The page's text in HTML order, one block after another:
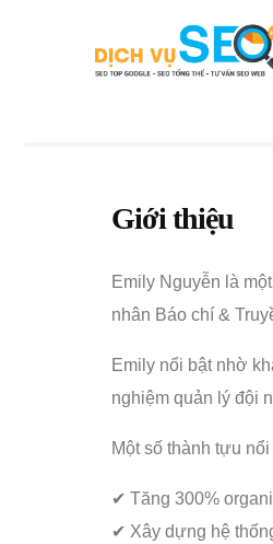
Giới thiệu
Emily Nguyễn là
nhân Báo chí &
Emily nổi bật nhờ
nghiệm quản lý đội
Một số thành tựu nổi
✔ Tăng 300%
✔ Xây dựng hệ